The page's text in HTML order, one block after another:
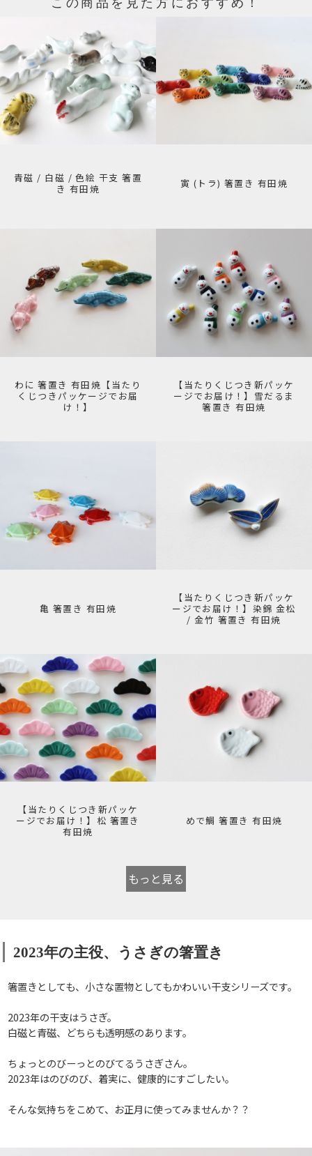
青磁 / 白磁 / 色絵 干支 箸置
き 有田焼
寅 (トラ) 箸置き 有田焼
わに 箸置き 有田焼【当たり
くじつきパッケージでお届
け！】
【当たりくじつき新パッケ
ージでお届け！】雪だるま
箸置き 有田焼
亀 箸置き 有田焼
【当たりくじつき新パッケ
ージでお届け！】染錦 金松
/ 金竹 箸置き 有田焼
【当たりくじつき新パッケ
ージでお届け！】松 箸置き
有田焼
めで鯛 箸置き 有田焼
もっと見る
2023年の主役、うさぎの箸置き
箸置きとしても、小さな置物としてもかわいい干支シリーズです。
2023年の干支はうさぎ。
白磁と青磁、どちらも透明感のあります。
ちょっとのびーっとのびてるうさぎさん。
2023年はのびのび、着実に、健康的にすごしたい。
そんな気持ちをこめて、お正月に使ってみませんか？？